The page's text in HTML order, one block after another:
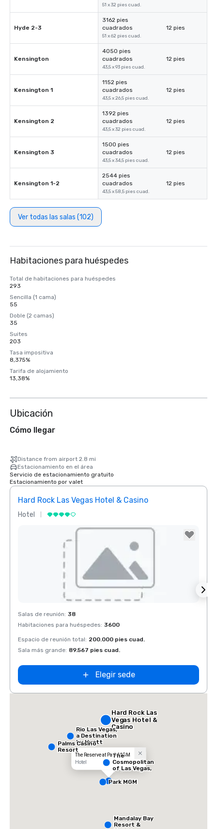
51 x 32 pies cuad.
Hyde 2-3
3162 pies
cuadrados
51 x 62 pies cuad.
12 pies
Kensington
4050 pies
cuadrados
43,5 x 93 pies cuad.
12 pies
Kensington 1
1152 pies
cuadrados
43,5 x 26,5 pies cuad.
12 pies
Kensington 2
1392 pies
cuadrados
43,5 x 32 pies cuad.
12 pies
Kensington 3
1500 pies
cuadrados
43,5 x 34,5 pies cuad.
12 pies
Kensington 1-2
2544 pies
cuadrados
43,5 x 58,5 pies cuad.
12 pies
Ver todas las salas (102)
Habitaciones para huéspedes
Total de habitaciones para huéspedes
293
Sencilla (1 cama)
55
Doble (2 camas)
35
Suites
203
Tasa impositiva
8,375%
Tarifa de alojamiento
13,38%
Ubicación
Cómo llegar
Distance from airport 2.8 mi
Estacionamiento en el área
Servicio de estacionamiento gratuito
Estacionamiento por valet
Hard Rock Las Vegas Hotel & Casino
Hotel
Removed from favorites
Salas de reunión: 38
Habitaciones para huéspedes: 3600
Espacio de reunión total: 200.000 pies cuad.
Sala más grande: 89.567 pies cuad.
Elegir sede
The Reserve at Park MGM
Hotel
Hard Rock Las
Vegas Hotel &
Casino
Rio Las Vegas,
a Destination
by Hyatt
Hotel
Palms Casino
Resort
The
Cosmopolitan
of Las Vegas,
Autograph
Collection
Mandalay Bay
Resort &
Park MGM